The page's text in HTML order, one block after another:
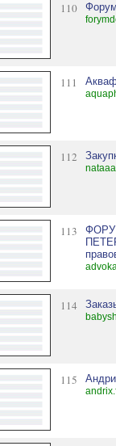
110
111
112
113
114
115